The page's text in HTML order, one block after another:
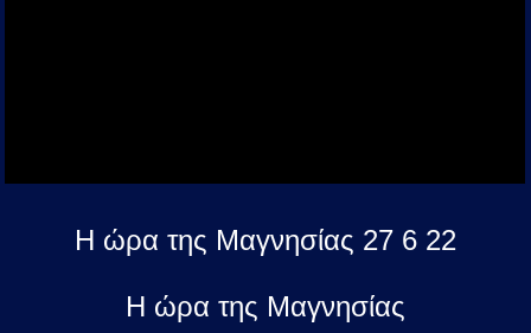
Η ώρα της Μαγνησίας 27 6 22
Η ώρα της Μαγνησίας